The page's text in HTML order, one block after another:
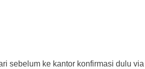
sebelum ke kantor konfirmasi dulu via